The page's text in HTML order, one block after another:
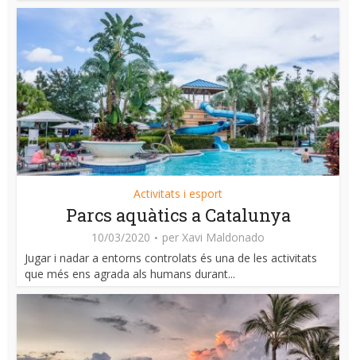
Activitats i esport
Parcs aquàtics a Catalunya
10/03/2020 per Xavi Maldonado
Jugar i nadar a entorns controlats és una de les activitats
que més ens agrada als humans durant...